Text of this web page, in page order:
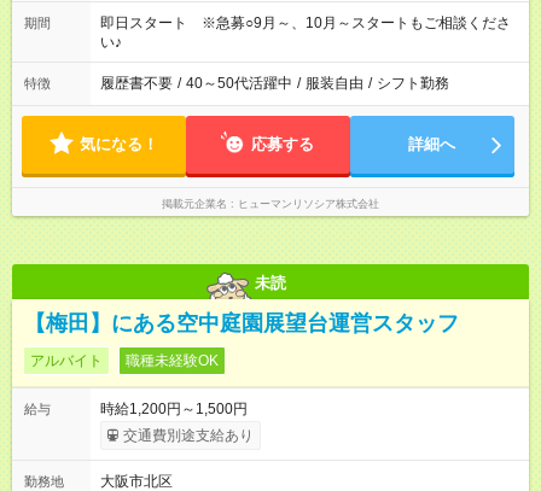
期間
即日スタート ※急募○9月～、10月～スタートもご相談くださ
い♪
特徴 履歴書不要 / 40～50代活躍中 / 服装自由 / シフト勤務
気になる！ 応募する 詳細へ
掲載元企業名 ヒューマンリソシア株式会社
未読
【梅田】にある空中庭園展望台運営スタッフ
アルバイト 職種未経験OK
給与
時給1,200円～1,500円
交通費別途支給あり
勤務地
大阪市北区